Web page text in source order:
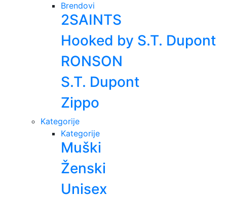
Brendovi
2SAINTS
Hooked by S.T. Dupont
RONSON
S.T. Dupont
Zippo
Kategorije
Kategorije
Muški
Ženski
Unisex